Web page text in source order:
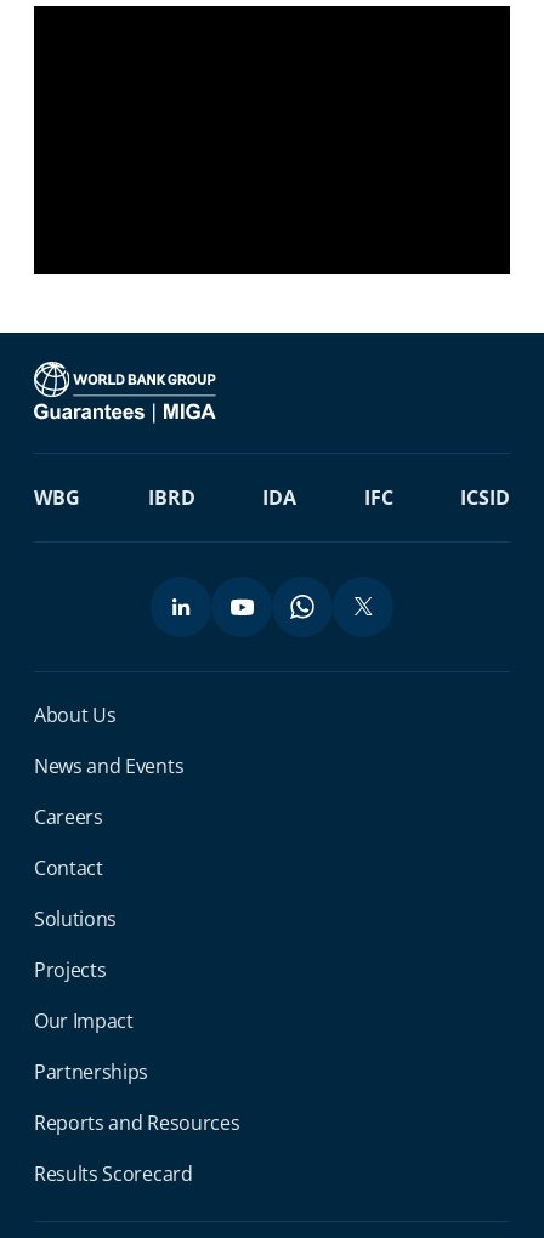
WBG IBRD IDA IFC ICSID
Miga Footer Menu
About Us
News and Events
Careers
Contact
Solutions
Projects
Our Impact
Partnerships
Reports and Resources
Results Scorecard